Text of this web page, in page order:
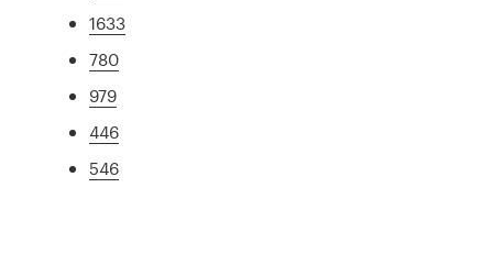
1633
780
979
446
546